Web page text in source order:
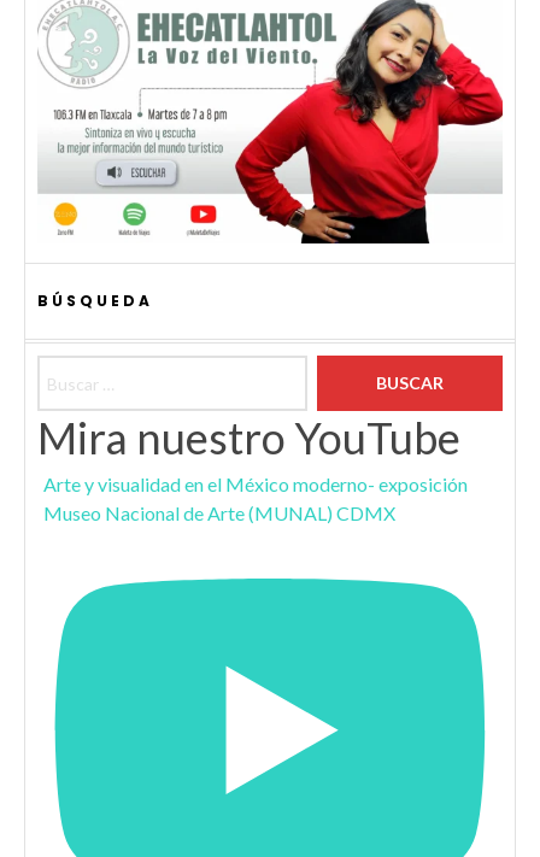
BÚSQUEDA
Mira nuestro YouTube
Arte y visualidad en el México moderno- exposición
Museo Nacional de Arte (MUNAL) CDMX